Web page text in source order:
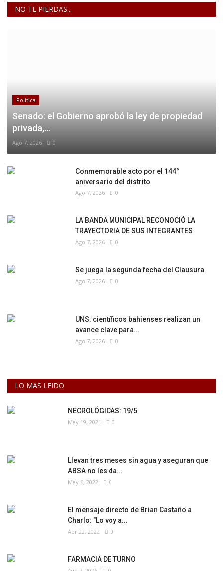
NO TE PIERDAS...
Politica
Senado: el Gobierno aprobó la ley de propiedad
privada,...
Ago 7, 2026 0
Conmemorable acto por el 144°
aniversario del distrito
Ago 7, 2026 0
LA BANDA MUNICIPAL RECONOCIÓ LA
TRAYECTORIA DE SUS INTEGRANTES
Ago 7, 2026 0
Se juega la segunda fecha del Clausura
Ago 7, 2026 0
UNS: científicos bahienses realizan un
avance clave para...
Ago 7, 2026 0
LO MAS LEIDO
NECROLÓGICAS: 19/5
May 19, 2021 0
Llevan tres meses sin agua y aseguran que
ABSA no les da...
May 6, 2022 0
El mensaje directo de Brian Castaño a
Charlo: "Lo voy a...
Abr 22, 2022 0
FARMACIA DE TURNO